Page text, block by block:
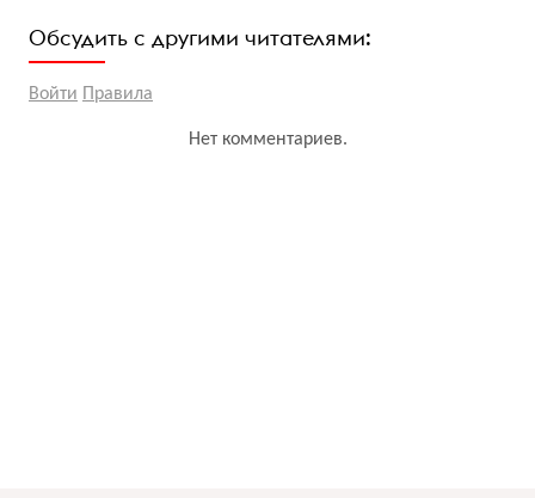
Обсудить с другими читателями:
Войти Правила
Нет комментариев.